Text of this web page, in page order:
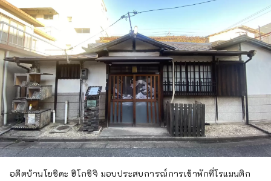
อดีตบ้านโยชิดะ ฮิโกชิจิ มอบประสบการณ์การเข้าพักที่โรแมนติก